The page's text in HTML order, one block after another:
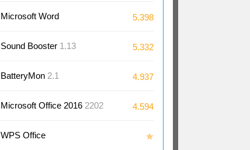
Microsoft Word
2024/2021/2019/2016
5.398
Sound Booster 1.13 5.332
BatteryMon 2.1 4.937
Microsoft Office 2016 2202
(16.0
4.594
WPS Office ✯